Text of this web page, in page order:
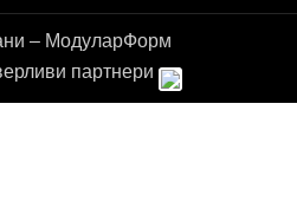
– МодуларФорм
партнери